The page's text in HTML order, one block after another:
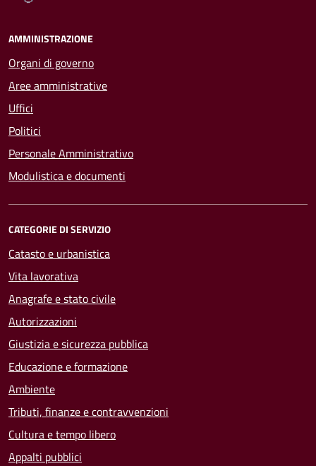
AMMINISTRAZIONE
Organi di governo
Aree amministrative
Uffici
Politici
Personale Amministrativo
Modulistica e documenti
CATEGORIE DI SERVIZIO
Catasto e urbanistica
Vita lavorativa
Anagrafe e stato civile
Autorizzazioni
Giustizia e sicurezza pubblica
Educazione e formazione
Ambiente
Tributi, finanze e contravvenzioni
Cultura e tempo libero
Appalti pubblici